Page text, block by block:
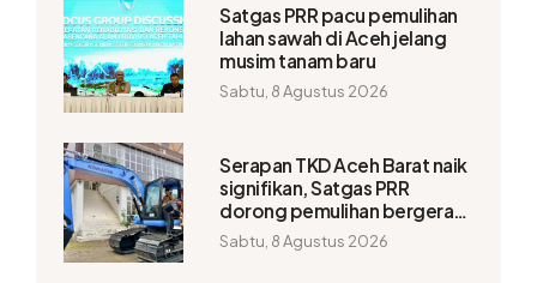
Satgas PRR pacu pemulihan
lahan sawah di Aceh jelang
musim tanam baru
Sabtu, 8 Agustus 2026
Serapan TKD Aceh Barat naik
signifikan, Satgas PRR
dorong pemulihan bergerak
lebih cepat
Sabtu, 8 Agustus 2026